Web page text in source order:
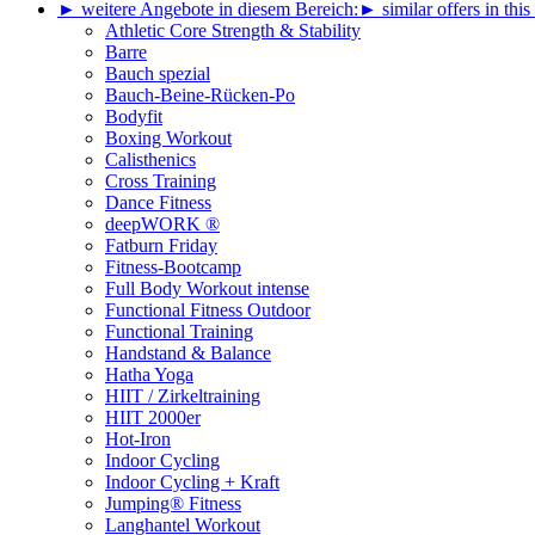
► weitere Angebote in diesem Bereich: ► similar offers in this
Athletic Core Strength & Stability
Barre
Bauch spezial
Bauch-Beine-Rücken-Po
Bodyfit
Boxing Workout
Calisthenics
Cross Training
Dance Fitness
deepWORK ®
Fatburn Friday
Fitness-Bootcamp
Full Body Workout intense
Functional Fitness Outdoor
Functional Training
Handstand & Balance
Hatha Yoga
HIIT / Zirkeltraining
HIIT 2000er
Hot-Iron
Indoor Cycling
Indoor Cycling + Kraft
Jumping® Fitness
Langhantel Workout